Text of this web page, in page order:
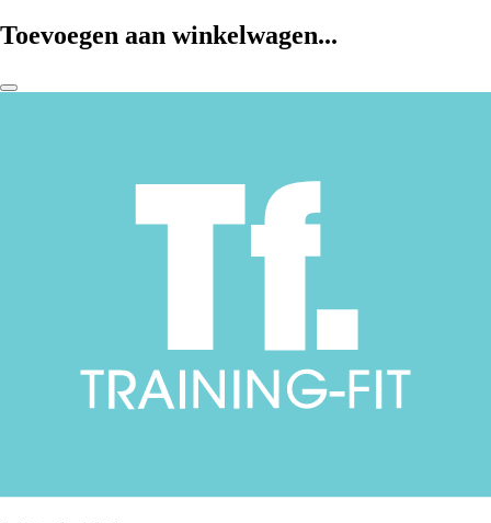
Toevoegen aan winkelwagen...